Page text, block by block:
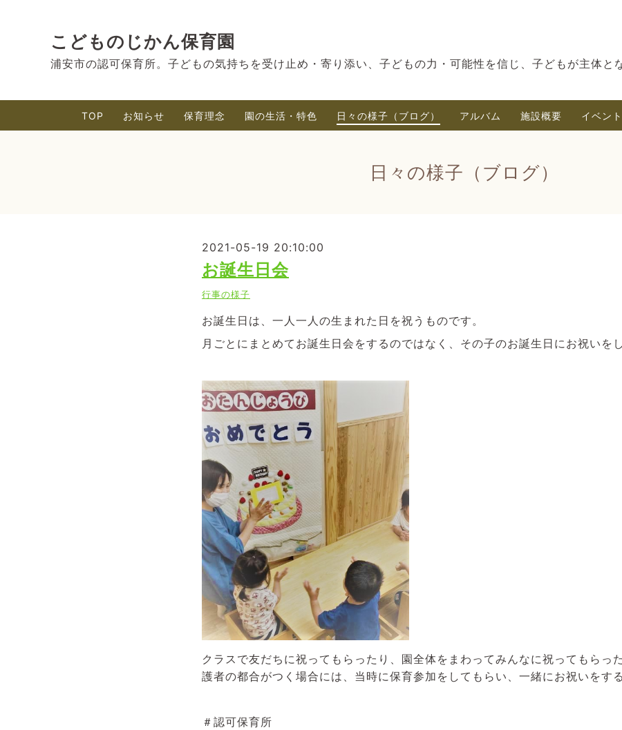
こどものじかん保育園
浦安市の認可保育所。子どもの気持ちを受け止め・寄り添い、子どもの力・可能性を信じ、子どもが主体と
TOP お知らせ 保育理念 園の生活・特色 日々の様子（ブログ） アルバム 施設概要 イベン
日々の様子（ブログ）
2021-05-19 20:10:00
お誕生日会
行事の様子
お誕生日は、一人一人の生まれた日を祝うものです。
月ごとにまとめてお誕生日会をするのではなく、その子のお誕生日にお祝いを
クラスで友だちに祝ってもらったり、園全体をまわってみんなに祝ってもらっ
護者の都合がつく場合には、当時に保育参加をしてもらい、一緒にお祝いをす
＃認可保育所